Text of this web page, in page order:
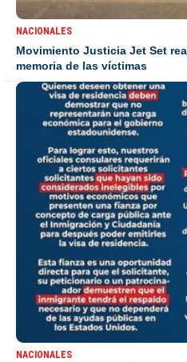
NACIONALES
Movimiento Justicia Jet Set
memoria de las víctimas
NACIONALES